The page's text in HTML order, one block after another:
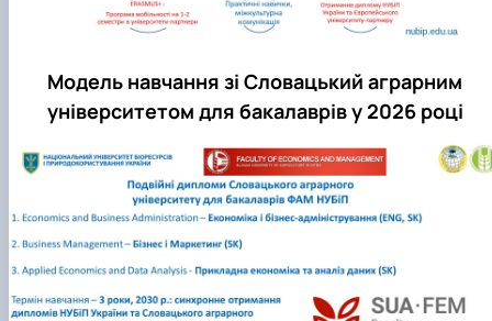
Модель навчання зі Словацький аграрним
університетом для бакалаврів у 2026 році